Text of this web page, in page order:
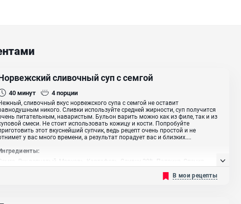
сливочный суп с семгой
40минут 4порции
сливочный вкус норвежского супа с семгой не оставит
никого. Сливки используйте средней жирности, суп получится
питательным, наваристым. Бульон варить можно как из филе, так и из
смеси. Не стоит использовать кожицу и кости. Попробуйте
этот вкуснейший супчик, ведь рецепт очень простой и не
у вас много времени, а результат порадует вас и близких....
Семга, Лук репчатый, Морковь, Картофель, Сливки 20%, Паприка, Специя
В мои рецепты